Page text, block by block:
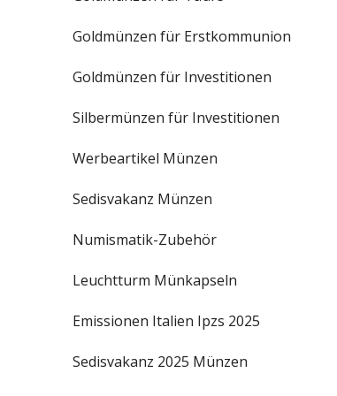
Goldmünzen für Erstkommunion
Goldmünzen für Investitionen
Silbermünzen für Investitionen
Werbeartikel Münzen
Sedisvakanz Münzen
Numismatik-Zubehör
Leuchtturm Münkapseln
Emissionen Italien Ipzs 2025
Sedisvakanz 2025 Münzen